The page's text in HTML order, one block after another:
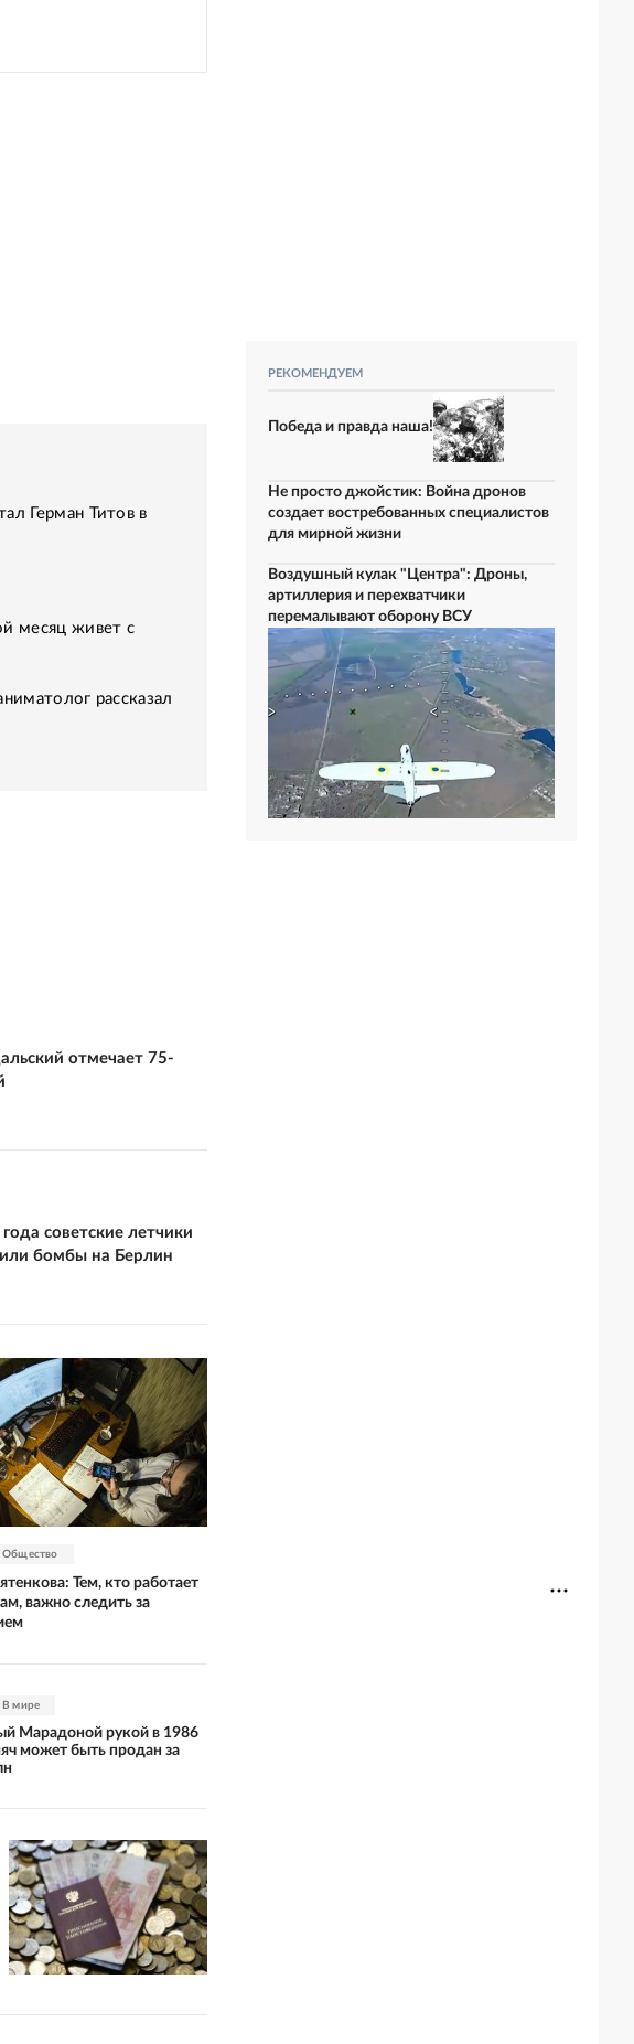
Герман Титов в
месяц живет с
рассказал
отмечает 75-
советские летчики
бомбы на Берлин
Общество
Тем, кто работает
важно следить за
В мире
Марадоной рукой в 1986
может быть продан за
РЕКОМЕНДУЕМ
Победа и правда наша!
Не просто джойстик: Война дронов
создает востребованных специалистов
для мирной жизни
Воздушный кулак "Центра": Дроны,
артиллерия и перехватчики
перемалывают оборону ВСУ